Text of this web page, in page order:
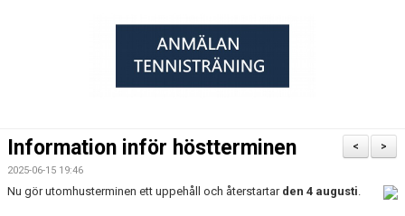
>
<
Information inför höstterminen
2025-06-15 19:46
Nu gör utomhusterminen ett uppehåll och återstartarden 4 augusti.